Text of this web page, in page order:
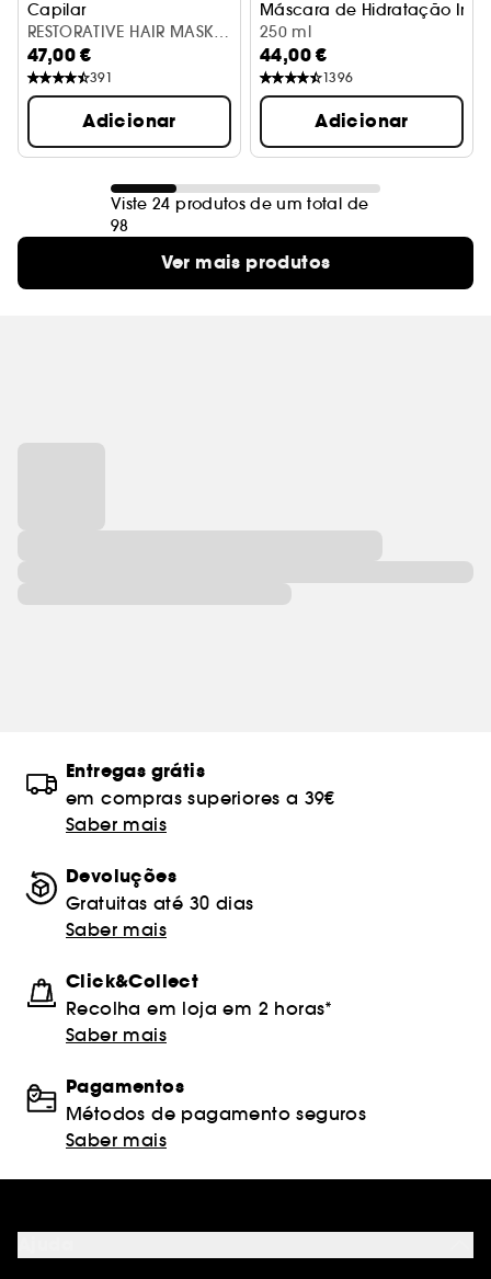
Capilar
RESTORATIVE HAIR MASK
250ML
47,00 €
391
Adicionar
Máscara de Hidratação
250 ml
44,00 €
1396
Adicionar
Viste 24 produtos de um total de
98
Ver mais produtos
Entregas grátis
em compras superiores a 39€
Saber mais
Devoluções
Gratuitas até 30 dias
Saber mais
Click&Collect
Recolha em loja em 2 horas*
Saber mais
Pagamentos
Métodos de pagamento seguros
Saber mais